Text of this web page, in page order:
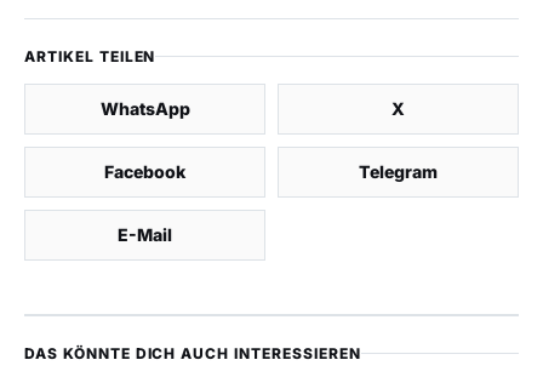
ARTIKEL TEILEN
WhatsApp X
Facebook Telegram
E-Mail
DAS KÖNNTE DICH AUCH INTERESSIEREN